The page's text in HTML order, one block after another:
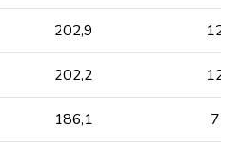
202,9
202,2
186,1